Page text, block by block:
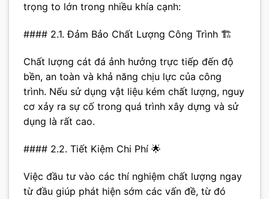
trọng to lớn trong nhiều khía cạnh:
#### 2.1. Đảm Bảo Chất Lượng Công Trình 🏗️
Chất lượng cát đá ảnh hưởng trực tiếp đến độ
bền, an toàn và khả năng chịu lực của công
trình. Nếu sử dụng vật liệu kém chất lượng, nguy
cơ xảy ra sự cố trong quá trình xây dựng và sử
dụng là rất cao.
#### 2.2. Tiết Kiệm Chi Phí 🌟
Việc đầu tư vào các thí nghiệm chất lượng ngay
từ đầu giúp phát hiện sớm các vấn đề, từ đó